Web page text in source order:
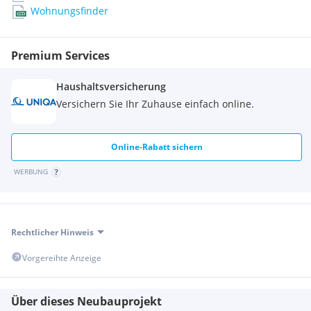
Kontaktieren Sie uns noch heute, um Ihre Traumwohnung
zu finden!
Wohnungsfinder
Premium Services
Haushaltsversicherung
Versichern Sie Ihr Zuhause einfach online.
Online-Rabatt sichern
WERBUNG
Rechtlicher Hinweis
Vorgereihte Anzeige
Über dieses Neubauprojekt